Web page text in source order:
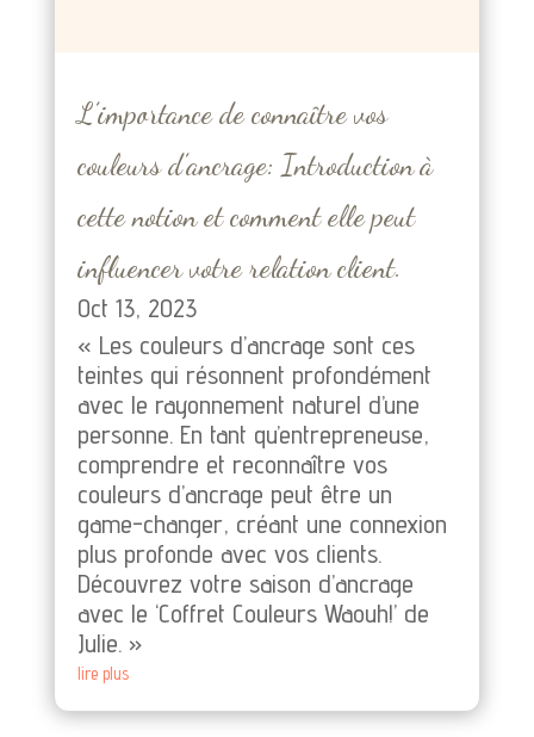
L’importance de connaître vos
couleurs d’ancrage: Introduction à
cette notion et comment elle peut
influencer votre relation client.
Oct 13, 2023
« Les couleurs d’ancrage sont ces
teintes qui résonnent profondément
avec le rayonnement naturel d’une
personne. En tant qu’entrepreneuse,
comprendre et reconnaître vos
couleurs d’ancrage peut être un
game-changer, créant une connexion
plus profonde avec vos clients.
Découvrez votre saison d’ancrage
avec le ‘Coffret Couleurs Waouh!’ de
Julie. »
lire plus